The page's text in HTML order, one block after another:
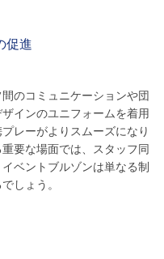
促進
のコミュニケーションや団
インのユニフォームを着用
レーがよりスムーズになり
要な場面では、スタッフ同
ベントブルゾンは単なる制
しょう。